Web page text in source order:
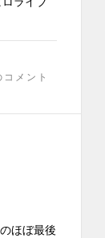
コメント
ほぼ最後